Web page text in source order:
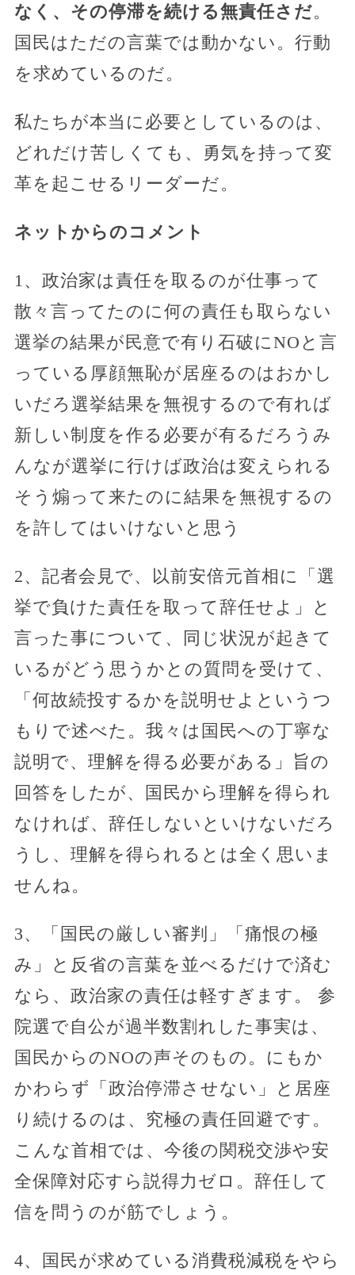
なく、その停滞を続ける無責任さだ。
国民はただの言葉では動かない。行動
を求めているのだ。
私たちが本当に必要としているのは、
どれだけ苦しくても、勇気を持って変
革を起こせるリーダーだ。
ネットからのコメント
1、政治家は責任を取るのが仕事って
散々言ってたのに何の責任も取らない
選挙の結果が民意で有り石破にNOと言
っている厚顔無恥が居座るのはおかし
いだろ選挙結果を無視するので有れば
新しい制度を作る必要が有るだろうみ
んなが選挙に行けば政治は変えられる
そう煽って来たのに結果を無視するの
を許してはいけないと思う
2、記者会見で、以前安倍元首相に「選
挙で負けた責任を取って辞任せよ」と
言った事について、同じ状況が起きて
いるがどう思うかとの質問を受けて、
「何故続投するかを説明せよというつ
もりで述べた。我々は国民への丁寧な
説明で、理解を得る必要がある」旨の
回答をしたが、国民から理解を得られ
なければ、辞任しないといけないだろ
うし、理解を得られるとは全く思いま
せんね。
3、「国民の厳しい審判」「痛恨の極
み」と反省の言葉を並べるだけで済む
なら、政治家の責任は軽すぎます。 参
院選で自公が過半数割れした事実は、
国民からのNOの声そのもの。にもか
かわらず「政治停滞させない」と居座
り続けるのは、究極の責任回避です。
こんな首相では、今後の関税交渉や安
全保障対応すら説得力ゼロ。辞任して
信を問うのが筋でしょう。
4、国民が求めている消費税減税をやら